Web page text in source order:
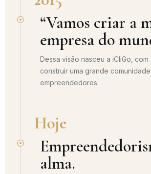
“Vamos criar a
empresa do
Dessa visão nasceu a iCliGo,
construir uma grande
empreendedores.
Hoje
alma.